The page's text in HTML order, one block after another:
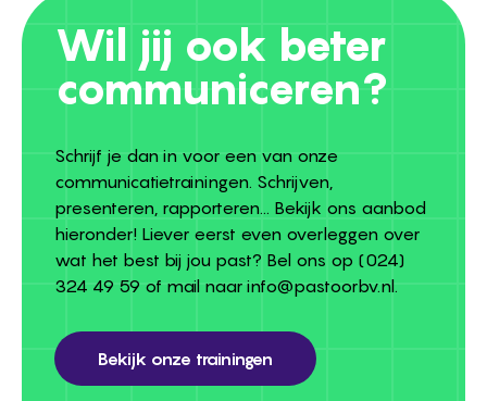
Wil jij ook beter
communiceren?
Schrijf je dan in voor een van onze
communicatietrainingen. Schrijven,
presenteren, rapporteren... Bekijk ons aanbod
hieronder! Liever eerst even overleggen over
wat het best bij jou past? Bel ons op (024)
324 49 59 of mail naar info@pastoorbv.nl.
Bekijk onze trainingen